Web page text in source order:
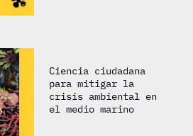
Ciencia ciudadana
para mitigar la
crisis ambiental en
el medio marino